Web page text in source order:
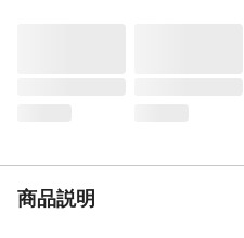
商品説明